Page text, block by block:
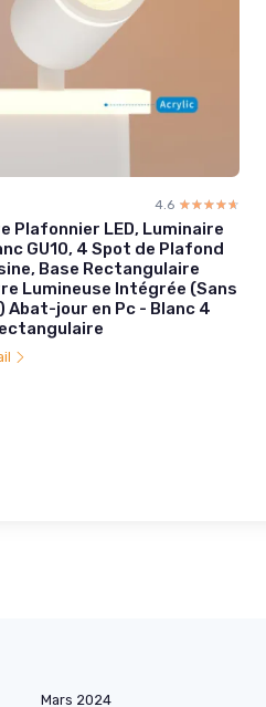
4.6 ☆☆☆☆☆
★★★★★
Plafonnier LED, Luminaire
GU10, 4 Spot de Plafond
Base Rectangulaire
Lumineuse Intégrée (Sans
Abat-jour en Pc - Blanc 4
Mars 2024